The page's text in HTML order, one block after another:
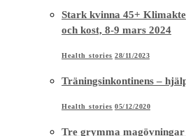
Stark kvinna 45+
och kost, 8-9 mars 2024
Health stories 28/11/2023
Träningsinkontinens –
Health stories 05/12/2020
Tre grymma